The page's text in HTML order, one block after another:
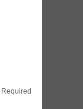
Required